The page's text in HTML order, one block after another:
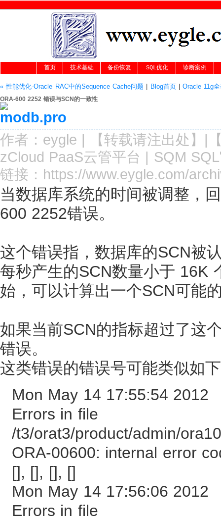
首页 技术基础 备份恢复 SQL优化 诊断案例
« 性能优化-Oracle RAC中的Sequence Cache问题 Blog首页|Oracle 11g
ORA-600 2252 错误与SCN的一致性
作者： eygle | 【转载请注出处 】|
zCloud PaaS云管平台 | SQM
链接： https://www.eygle.com/
当数据库系统的时间被调整，
600 2252错误。
这个错误指，数据库的SCN被
每秒产生的SCN数量小于 16K
始，可以计算出一个SCN可能
如果当前SCN的指标超过了这
错误。
这类错误的错误号可能类似如
Mon May 14 17:55:54 2012
Errors in file
/t3/orat3/product/admin/
ORA-00600: internal error
[], [], [], []
Mon May 14 17:56:06 2012
Errors in file